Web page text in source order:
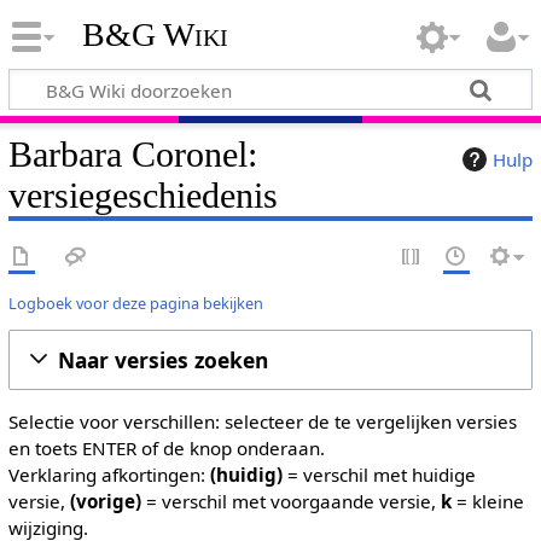
B&G Wiki
Hulp
Barbara Coronel:
versiegeschiedenis
Logboek voor deze pagina bekijken
Naar versies zoeken
Selectie voor verschillen: selecteer de te vergelijken versies
en toets ENTER of de knop onderaan.
Verklaring afkortingen: (huidig)= verschil met huidige
versie, (vorige)= verschil met voorgaande versie, k= kleine
wijziging.